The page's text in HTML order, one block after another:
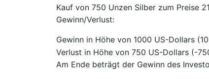
Kauf von 750 Unzen Silber zum Preise
Gewinn/Verlust:
Gewinn in Höhe von 1000 US-Dollars
Verlust in Höhe von 750 US-Dollars (-
Am Ende beträgt der Gewinn des